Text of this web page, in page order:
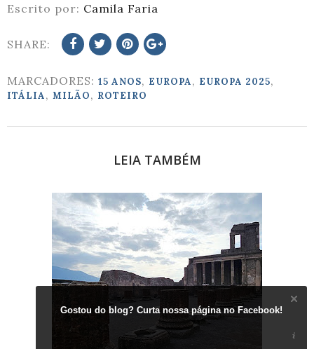
Escrito por: Camila Faria
SHARE:
MARCADORES: 15 ANOS, EUROPA, EUROPA 2025,
ITÁLIA, MILÃO, ROTEIRO
LEIA TAMBÉM
Gostou do blog? Curta nossa página no Facebook!